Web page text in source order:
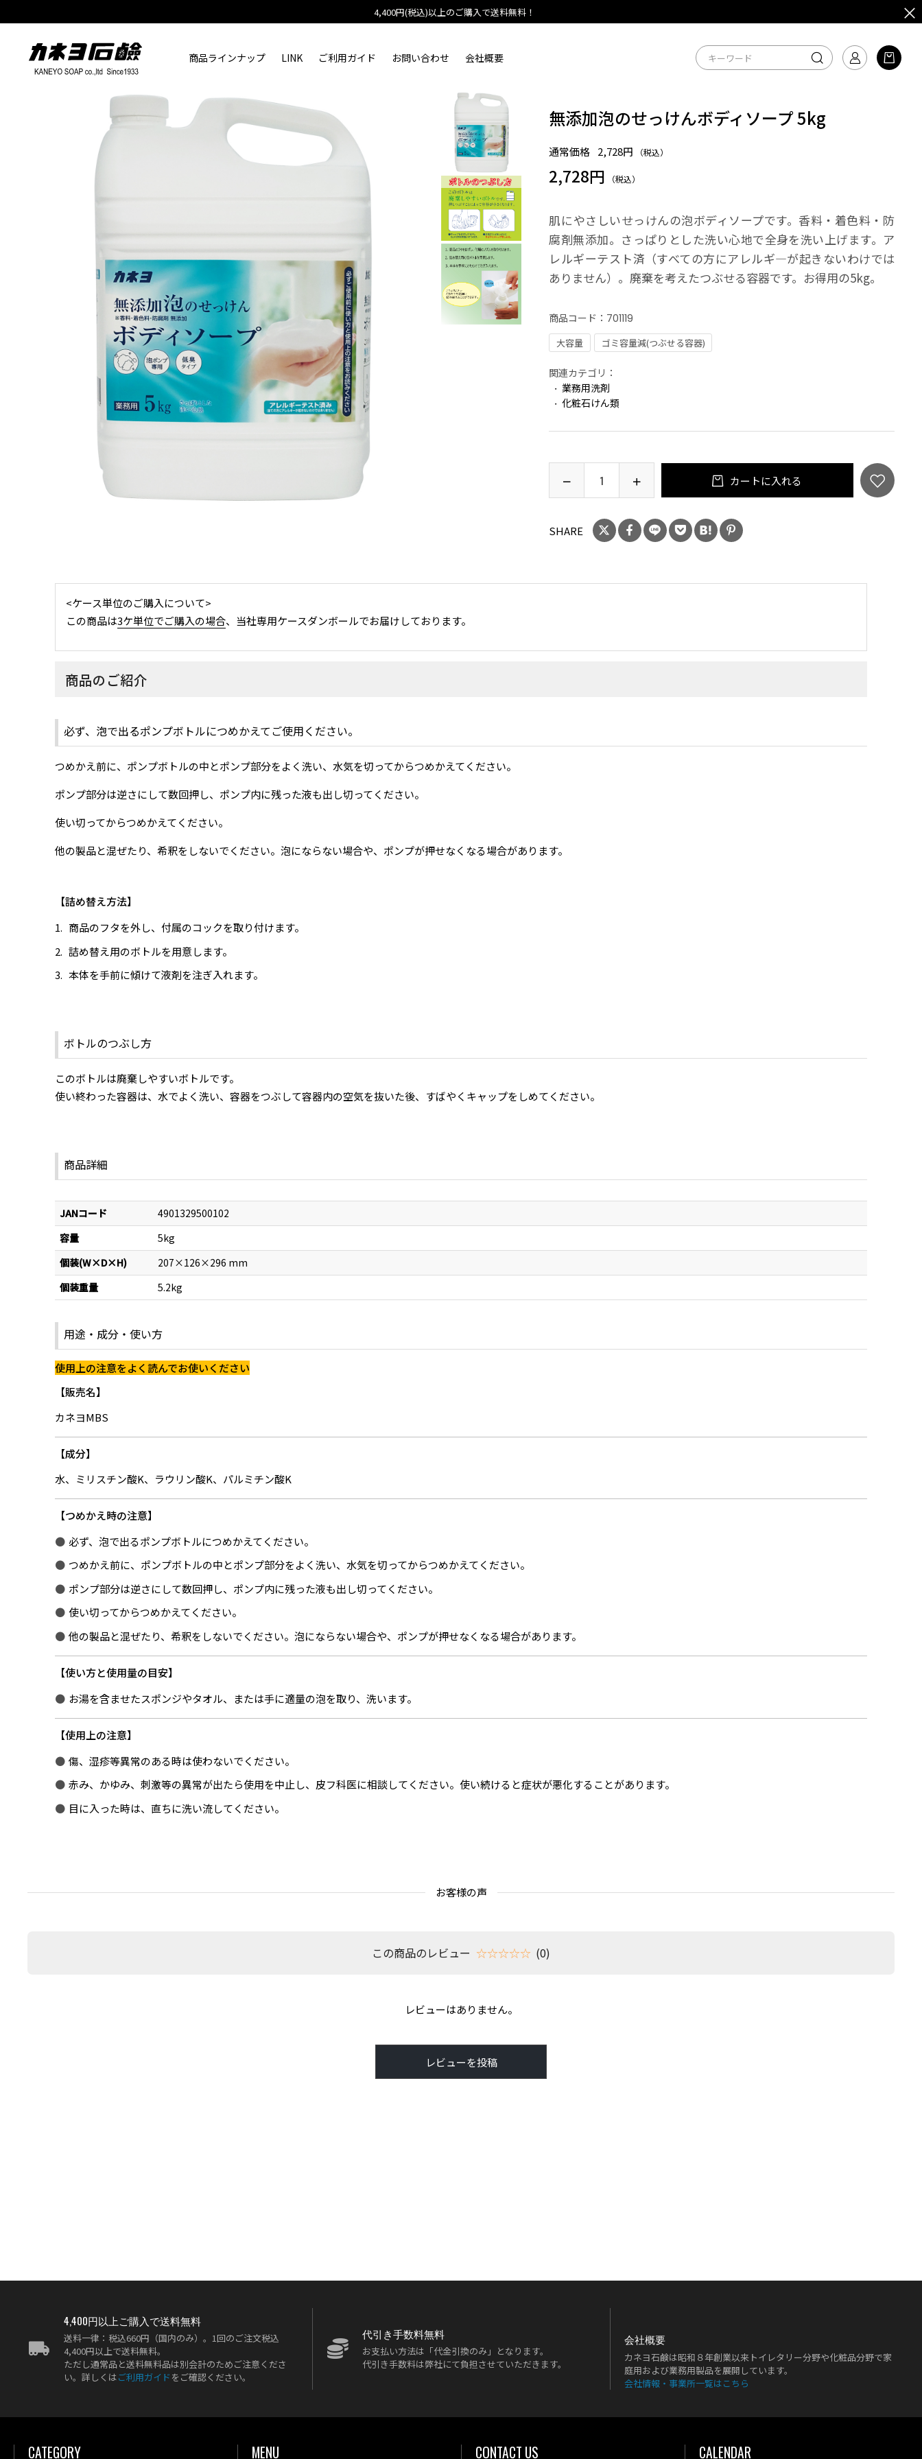
4,400円(税込)以上のご購入で送料無料！
商品ラインナップ LINK ご利用ガイド お問い合わせ 会社概要
無添加泡のせっけんボディソープ 5kg
通常価格 2,728円 （税込）
2,728円 （税込）
肌にやさしいせっけんの泡ボディソープです。香料・着色料・防
腐剤無添加。さっぱりとした洗い心地で全身を洗い上げます。ア
レルギーテスト済（すべての方にアレルギ―が起きないわけでは
ありません）。廃棄を考えたつぶせる容器です。お得用の5kg。
商品コード： 701119
大容量 ゴミ容量減(つぶせる容器)
関連カテゴリ：
業務用洗剤
化粧石けん類
カートに入れる
SHARE
<ケース単位のご購入について>
この商品は3ケ単位でご購入の場合、当社専用ケースダンボールでお届けしております。
商品のご紹介
必ず、泡で出るポンプボトルにつめかえてご使用ください。
つめかえ前に、ポンプボトルの中とポンプ部分をよく洗い、水気を切ってからつめかえてください。
ポンプ部分は逆さにして数回押し、ポンプ内に残った液も出し切ってください。
使い切ってからつめかえてください。
他の製品と混ぜたり、希釈をしないでください。泡にならない場合や、ポンプが押せなくなる場合があります。
詰め替え方法
商品のフタを外し、付属のコックを取り付けます。
詰め替え用のボトルを用意します。
本体を手前に傾けて液剤を注ぎ入れます。
ボトルのつぶし方
このボトルは廃棄しやすいボトルです。
使い終わった容器は、水でよく洗い、容器をつぶして容器内の空気を抜いた後、すばやくキャップをしめてください。
商品詳細
JANコード
4901329500102
容量
5kg
個装(W×D×H)
207×126×296 mm
個装重量
5.2kg
用途・成分・使い方
使用上の注意をよく読んでお使いください
販売名
カネヨMBS
成分
水、ミリスチン酸K、ラウリン酸K、パルミチン酸K
つめかえ時の注意
必ず、泡で出るポンプボトルにつめかえてください。
つめかえ前に、ポンプボトルの中とポンプ部分をよく洗い、水気を切ってからつめかえてください。
ポンプ部分は逆さにして数回押し、ポンプ内に残った液も出し切ってください。
使い切ってからつめかえてください。
他の製品と混ぜたり、希釈をしないでください。泡にならない場合や、ポンプが押せなくなる場合があります。
使い方と使用量の目安
お湯を含ませたスポンジやタオル、または手に適量の泡を取り、洗います。
使用上の注意
傷、湿疹等異常のある時は使わないでください。
赤み、かゆみ、刺激等の異常が出たら使用を中止し、皮フ科医に相談してください。使い続けると症状が悪化することがあります。
目に入った時は、直ちに洗い流してください。
お客様の声
この商品のレビュー ☆☆☆☆☆ (0)
レビューはありません。
レビューを投稿
4,400円以上ご購入で送料無料
送料一律：税込660円（国内のみ）。1回のご注文税込
4,400円以上で送料無料。
ただし通常品と送料無料品は別会計のためご注意くださ
い。詳しくはご利用ガイド をご確認ください。
代引き手数料無料
お支払い方法は「代金引換のみ」となります。
代引き手数料は弊社にて負担させていただきます。
会社概要
カネヨ石鹸は昭和８年創業以来トイレタリー分野や化粧品分野で家
庭用および業務用製品を展開しています。
会社情報・事業所一覧はこちら
CATEGORY MENU CONTACT US CALENDAR